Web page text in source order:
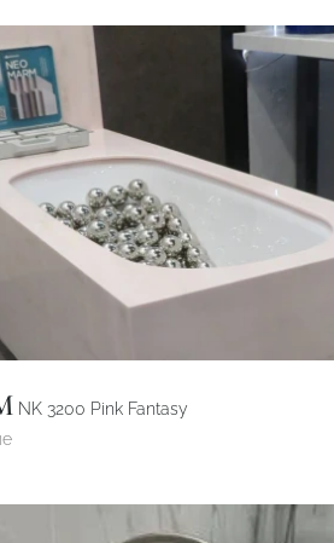
NK 3200 Pink Fantasy
Робот емес
Робот емес